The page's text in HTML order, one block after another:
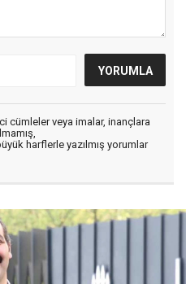
cümleler veya imalar, inançlara
harflerle yazılmış yorumlar